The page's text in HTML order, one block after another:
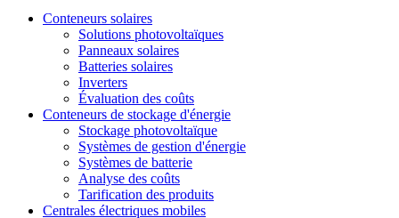
Conteneurs solaires
Solutions photovoltaïques
Panneaux solaires
Batteries solaires
Inverters
Évaluation des coûts
Conteneurs de stockage d'énergie
Stockage photovoltaïque
Systèmes de gestion d'énergie
Systèmes de batterie
Analyse des coûts
Tarification des produits
Centrales électriques mobiles